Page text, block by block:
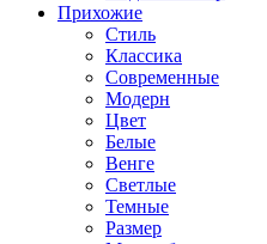
Прихожие
Стиль
Классика
Современные
Модерн
Цвет
Белые
Венге
Светлые
Темные
Размер